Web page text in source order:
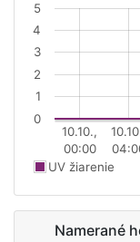
10.10.,
00:00
0
1
2
3
4
5
UV žiarenie
Namerané